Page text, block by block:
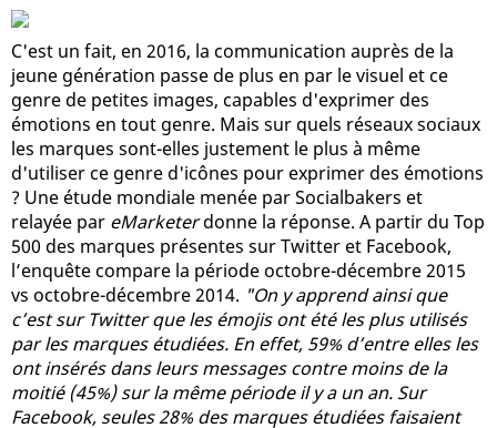
C'est un fait, en 2016, la communication auprès de la
jeune génération passe de plus en par le visuel et ce
genre de petites images, capables d'exprimer des
émotions en tout genre. Mais sur quels réseaux sociaux
les marques sont-elles justement le plus à même
d'utiliser ce genre d'icônes pour exprimer des émotions
? Une étude mondiale menée par Socialbakers et
relayée par eMarketerdonne la réponse. A partir du Top
500 des marques présentes sur Twitter et Facebook,
l’enquête compare la période octobre-décembre 2015
vs octobre-décembre 2014. "On y apprend ainsi que
c’est sur Twitter que les émojis ont été les plus utilisés
par les marques étudiées. En effet, 59% d’entre elles les
ont insérés dans leurs messages contre moins de la
moitié (45%) sur la même période il y a un an. Sur
Facebook, seules 28% des marques étudiées faisaient